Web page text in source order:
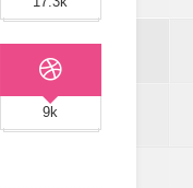
9k